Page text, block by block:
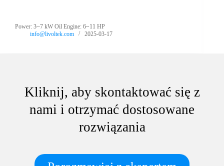
Power: 3~7 kW Oil Engine: 6~11 HP
info@livoltek.com
2025-03-17
Kliknij, aby skontaktować się z
nami i otrzymać dostosowane
rozwiązania